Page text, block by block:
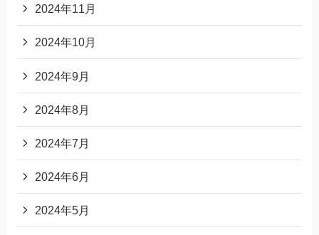
2024年11月
2024年10月
2024年9月
2024年8月
2024年7月
2024年6月
2024年5月